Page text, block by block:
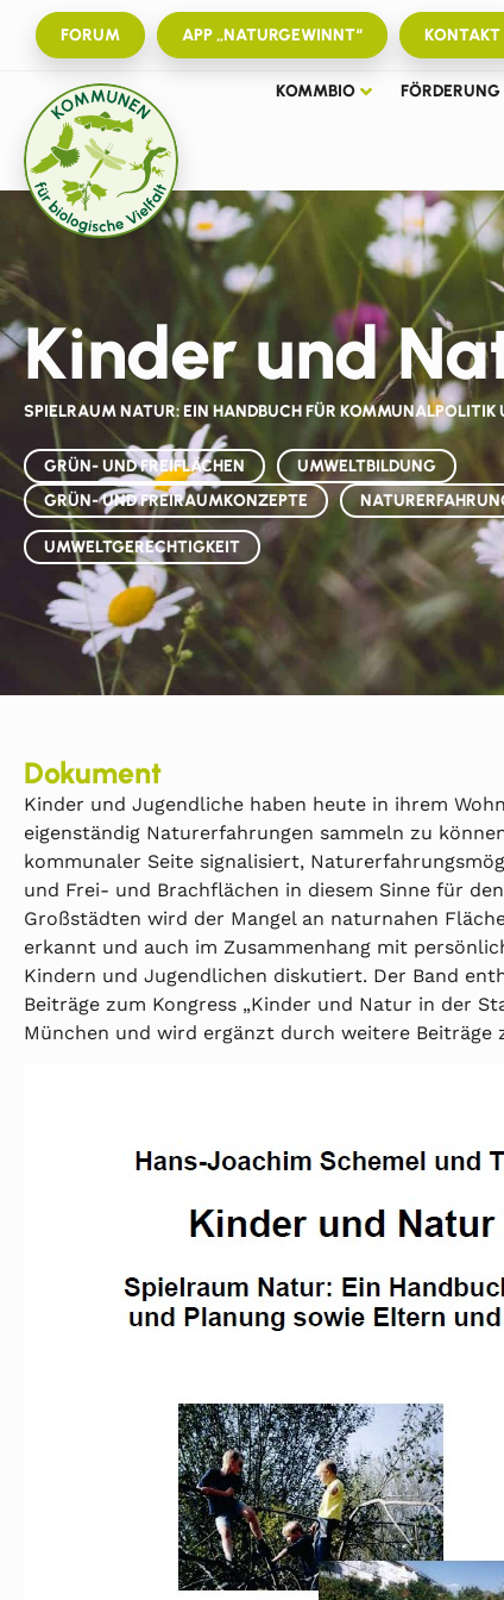
FORUM APP „NATURGEWINNT“ KONTAKT
KOMMBIO FÖRDERUNG
Kinder und
SPIELRAUM NATUR: EIN HANDBUCH FÜR
GRÜN- UND FREIFLÄCHEN
UMWELTBILDUNG
GRÜN- UND FREIRAUMKONZEPTE
UMWELTGERECHTIGKEIT
Dokument
Kinder und Jugendliche haben heute in ihrem
eigenständig Naturerfahrungen sammeln zu
kommunaler Seite signalisiert,
und Frei- und Brachflächen in diesem Sinne für
Großstädten wird der Mangel an naturnahen
erkannt und auch im Zusammenhang mit
Kindern und Jugendlichen diskutiert. Der Band
Beiträge zum Kongress „Kinder und Natur in der
München und wird ergänzt durch weitere Beiträge